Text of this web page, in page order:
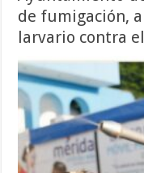
de fumigación,
larvario contra